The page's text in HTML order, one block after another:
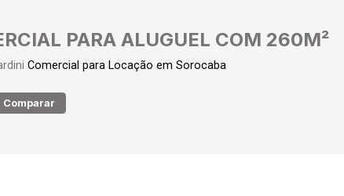
PARA ALUGUEL COM 260M²
Comercial para Locação em Sorocaba
Comparar